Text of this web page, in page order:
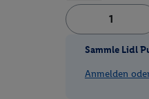
Sammle Lidl
Anmelden